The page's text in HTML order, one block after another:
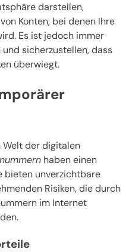
darstellen,
Konten, bei denen Ihre
Es ist jedoch immer
sicherzustellen, dass
überwiegt.
der digitalen
haben einen
bieten unverzichtbare
Risiken, die durch
im Internet